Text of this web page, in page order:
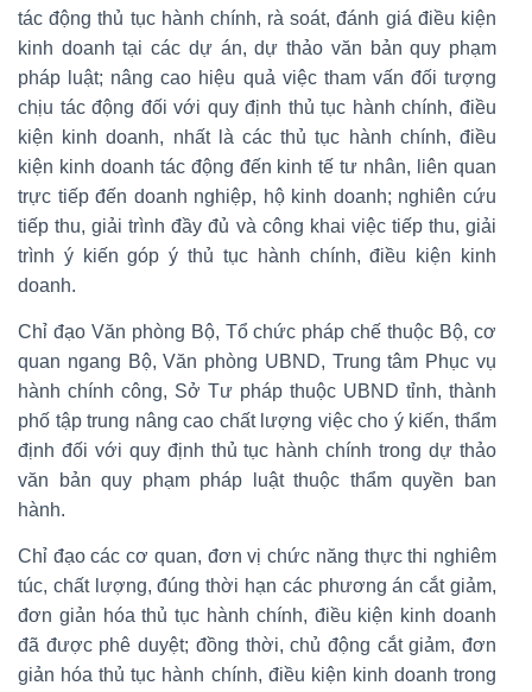
tác động thủ tục hành chính, rà soát, đánh giá điều kiện
kinh doanh tại các dự án, dự thảo văn bản quy phạm
pháp luật; nâng cao hiệu quả việc tham vấn đối tượng
chịu tác động đối với quy định thủ tục hành chính, điều
kiện kinh doanh, nhất là các thủ tục hành chính, điều
kiện kinh doanh tác động đến kinh tế tư nhân, liên quan
trực tiếp đến doanh nghiệp, hộ kinh doanh; nghiên cứu
tiếp thu, giải trình đầy đủ và công khai việc tiếp thu, giải
trình ý kiến góp ý thủ tục hành chính, điều kiện kinh
doanh.
Chỉ đạo Văn phòng Bộ, Tổ chức pháp chế thuộc Bộ, cơ
quan ngang Bộ, Văn phòng UBND, Trung tâm Phục vụ
hành chính công, Sở Tư pháp thuộc UBND tỉnh, thành
phố tập trung nâng cao chất lượng việc cho ý kiến, thẩm
định đối với quy định thủ tục hành chính trong dự thảo
văn bản quy phạm pháp luật thuộc thẩm quyền ban
hành.
Chỉ đạo các cơ quan, đơn vị chức năng thực thi nghiêm
túc, chất lượng, đúng thời hạn các phương án cắt giảm,
đơn giản hóa thủ tục hành chính, điều kiện kinh doanh
đã được phê duyệt; đồng thời, chủ động cắt giảm, đơn
giản hóa thủ tục hành chính, điều kiện kinh doanh trong